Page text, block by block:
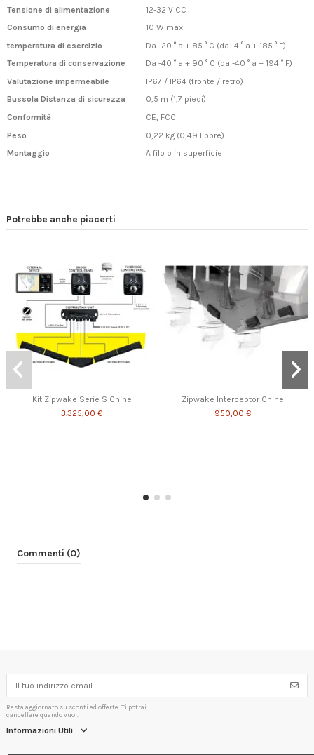
Tensione di alimentazione
Consumo di energia
temperatura di esercizio
Temperatura di conservazione
Valutazione impermeabile
Bussola Distanza di sicurezza
Conformità
Peso
Montaggio
12-32 V CC
10 W max
Da -20 ° a + 85 ° C (da -4 ° a + 185 ° F)
Da -40 ° a + 90 ° C (da -40 ° a + 194 ° F)
IP67 / IP64 (fronte / retro)
0,5 m (1,7 piedi)
CE, FCC
0,22 kg (0,49 libbre)
A filo o in superficie
Potrebbe anche piacerti
Kit Zipwake Serie S Chine
3.325,00 €
Zipwake Interceptor Chine
950,00 €
Commenti (0)
Resta aggiornato su sconti ed offerte. Ti potrai
cancellare quando vuoi.
Informazioni Utili